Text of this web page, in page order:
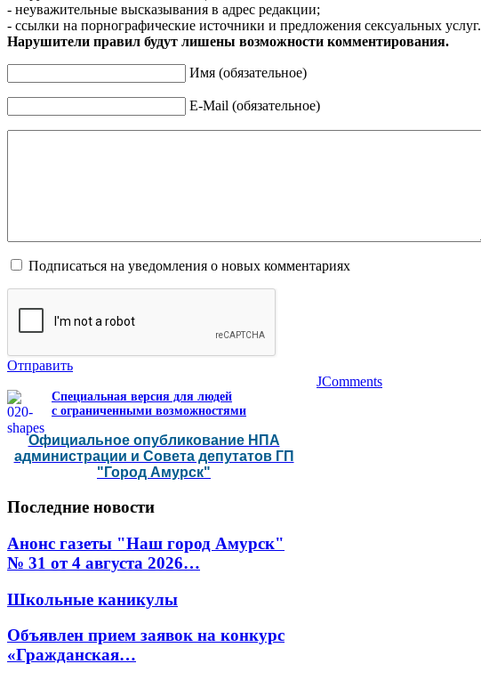
- неуважительные высказывания в адрес редакции;
- ссылки на порнографические источники и предложения сексуальных услуг.
Нарушители правил будут лишены возможности комментирования.
Имя (обязательное)
E-Mail (обязательное)
Подписаться на уведомления о новых комментариях
Отправить
JComments
Специальная версия для людей
с ограниченными возможностями
Официальное опубликование НПА
администрации и Совета депутатов ГП
"Город Амурск"
Последние новости
Анонс газеты "Наш город Амурск"
№ 31 от 4 августа 2026…
Школьные каникулы
Объявлен прием заявок на конкурс
«Гражданская…